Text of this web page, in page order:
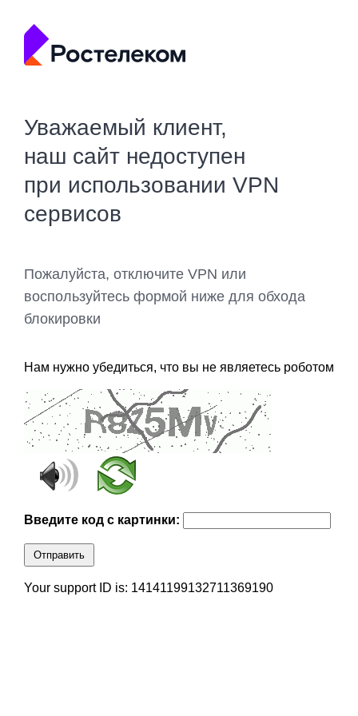
Уважаемый клиент,
наш сайт недоступен
при использовании VPN
сервисов
Пожалуйста, отключите VPN или
воспользуйтесь формой ниже для обхода
блокировки
Нам нужно убедиться, что вы не являетесь роботом
Введите код с картинки:
Отправить
Your support ID is: 14141199132711369190